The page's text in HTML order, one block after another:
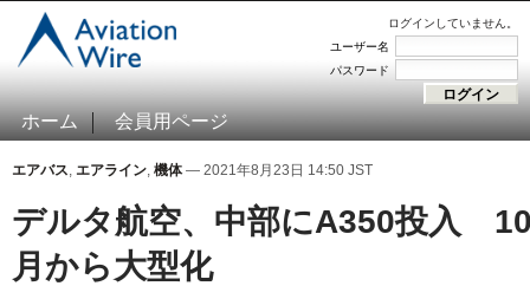
ログインしていません。
ユーザー名
パスワード
ホーム 会員用ページ
エアバス, エアライン, 機体— 2021年8月23日 14:50 JST
デルタ航空、中部にA350投入
月から大型化